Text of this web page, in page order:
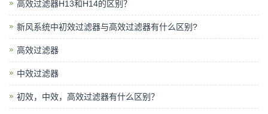
高效过滤器H13和H14的区别？
新风系统中初效过滤器与高效过滤器有什么区别?
高效过滤器
中效过滤器
初效，中效，高效过滤器有什么区别？